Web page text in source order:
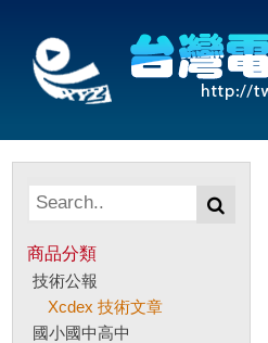
商品分類
技術公報
Xcdex 技術文章
國小國中高中